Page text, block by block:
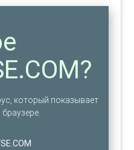
который показывает